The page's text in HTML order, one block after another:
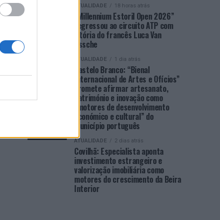
ATUALIDADE 18 horas atrás
“Millennium Estoril Open 2026”
regressou ao circuito ATP com
vitória do francês Luca Van
Assche
ATUALIDADE 1 dia atrás
Castelo Branco: “Bienal
Internacional de Artes e Ofícios”
promete afirmar artesanato,
património e inovação como
“motores de desenvolvimento
económico e cultural” do
município português
ATUALIDADE 2 dias atrás
Covilhã: Especialista aponta
investimento estrangeiro e
valorização imobiliária como
motores do crescimento da Beira
Interior